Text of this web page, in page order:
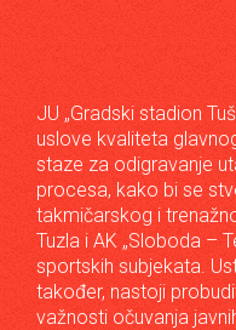
JU „Gradski stadion
uslove kvaliteta
staze za odigravanje
procesa, kako bi se
takmičarskog i
Tuzla i AK „Sloboda –
sportskih subjekata.
također, nastoji
važnosti očuvanja